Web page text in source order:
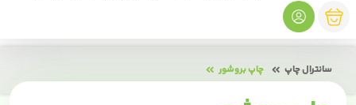
سانترال چاپ چاپ بروشور